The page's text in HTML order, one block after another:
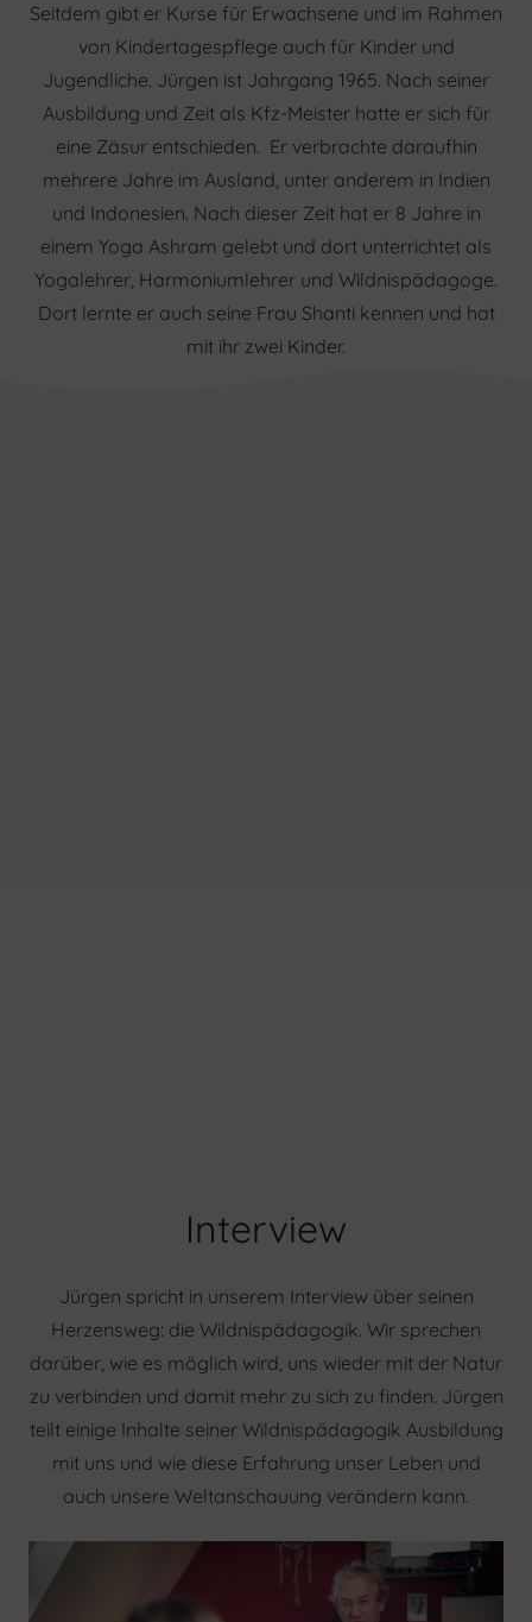
Seitdem gibt er Kurse für Erwachsene und im Rahmen
von Kindertagespflege auch für Kinder und
Jugendliche. Jürgen ist Jahrgang 1965. Nach seiner
Ausbildung und Zeit als Kfz-Meister hatte er sich für
eine Zäsur entschieden. Er verbrachte daraufhin
mehrere Jahre im Ausland, unter anderem in Indien
und Indonesien. Nach dieser Zeit hat er 8 Jahre in
einem Yoga Ashram gelebt und dort unterrichtet als
Yogalehrer, Harmoniumlehrer und Wildnispädagoge.
Dort lernte er auch seine Frau Shanti kennen und hat
mit ihr zwei Kinder.
Interview
Jürgen spricht in unserem Interview über seinen
Herzensweg: die Wildnispädagogik. Wir sprechen
darüber, wie es möglich wird, uns wieder mit der Natur
zu verbinden und damit mehr zu sich zu finden. Jürgen
teilt einige Inhalte seiner Wildnispädagogik Ausbildung
mit uns und wie diese Erfahrung unser Leben und
auch unsere Weltanschauung verändern kann.